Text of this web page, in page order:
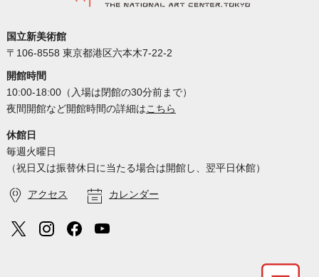
国立新美術館
〒106-8558 東京都港区六本木7-22-2
開館時間
10:00-18:00（入場は閉館の30分前まで）
夜間開館など開館時間の詳細はこちら
休館日
毎週火曜日
（祝日又は振替休日に当たる場合は開館し、翌平日休館）
アクセス カレンダー